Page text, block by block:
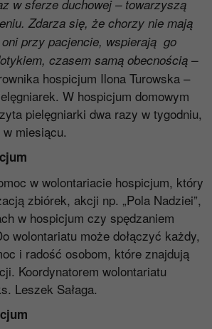
w sferze duchowej – towarzyszą
Zdarza się, że chorzy nie mają
przy pacjencie, wspierają go
czasem samą obecnością –
hospicjum Ilona Turowska –
W hospicjum domowym
pielęgniarki dwa razy w tygodniu,
miesiącu.
w wolontariacie hospicjum, który
zbiórek, akcji np. „Pola Nadziei”,
w hospicjum czy spędzaniem
wolontariatu może dołączyć każdy,
i radość osobom, które znajdują
Koordynatorem wolontariatu
Leszek Sałaga.